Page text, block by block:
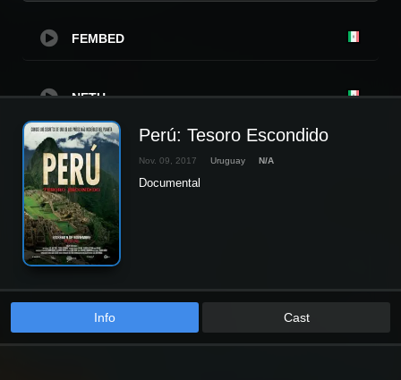
FEMBED
NETU
KPLAYER
Perú: Tesoro Escondido
Nov. 09, 2017 Uruguay N/A
Documental
Info Cast